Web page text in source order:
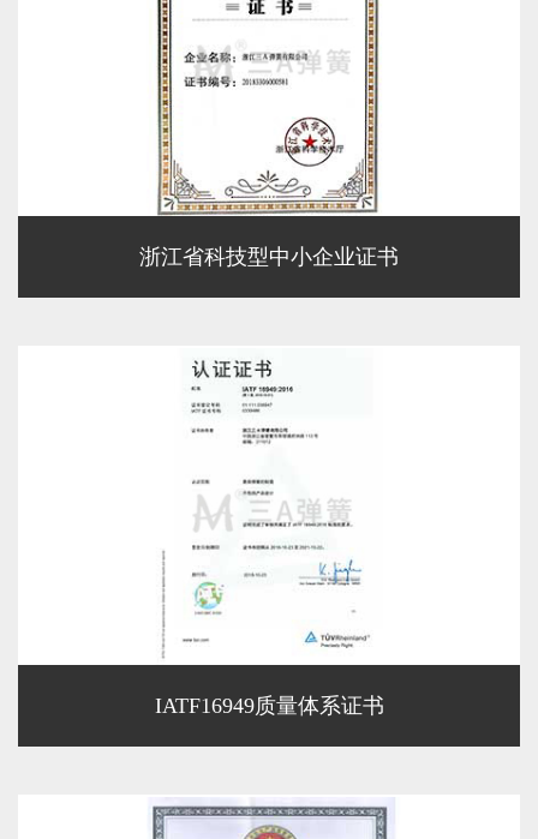
浙江省科技型中小企业证书
IATF16949质量体系证书